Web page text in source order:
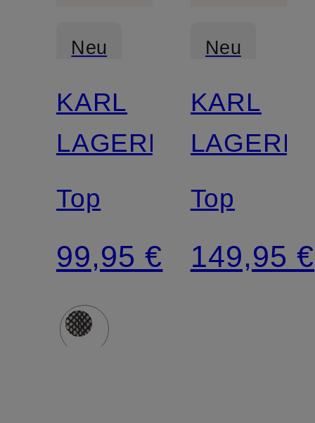
Neu
KARL
LAGERFELD
Top
99,95 €
Neu
KARL
Top
149,95 €